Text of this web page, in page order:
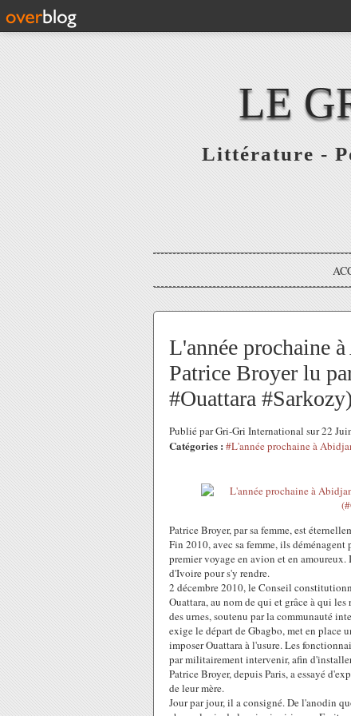
LE
Littérature -
L'année prochaine
Patrice Broyer lu
#Ouattara #Sarkozy)
Publié par Gri-Gri International sur 22
Catégories : #L'année prochaine à
Patrice Broyer, par sa femme, est
Fin 2010, avec sa femme, ils
premier voyage en avion et en
d'Ivoire pour s'y rendre.
2 décembre 2010, le Conseil
Ouattara, au nom de qui et grâce à qui
des urnes, soutenu par la communauté
exige le départ de Gbagbo, met en place
imposer Ouattara à l'usure. Les
par militairement intervenir, afin
Patrice Broyer, depuis Paris, a essayé
de leur mère.
Jour par jour, il a consigné. De l'anodin